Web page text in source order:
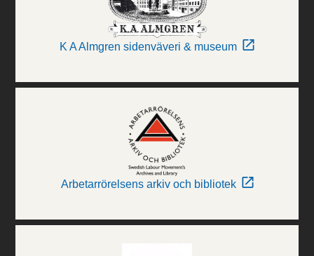
K A Almgren sidenväveri & museum
Arbetarrörelsens arkiv och bibliotek